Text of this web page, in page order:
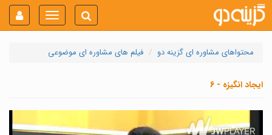
Toggle
navigation
محتواهای مشاوره ای گزینه دو فیلم های مشاوره ای موضوعی
ایجاد انگیزه - 6